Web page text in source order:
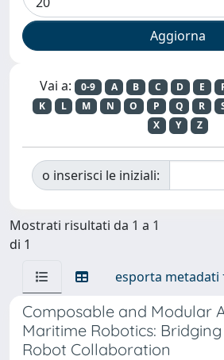
Vai a: 0-9 A B C D E
K
L M N O P Q R
X
Y Z
o inserisci le iniziali:
Mostrati risultati da 1 a 1
di 1
esporta metadati
Composable and Modular
Maritime Robotics:
Robot Collaboration